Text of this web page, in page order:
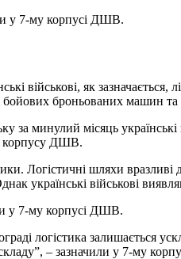
у 7-му корпусі ДШВ.
військові, як
бойових броньованих машин
за минулий місяць українські
корпусу ДШВ.
українські військові
у 7-му корпусі ДШВ.
логістика залишається
– зазначили у 7-му